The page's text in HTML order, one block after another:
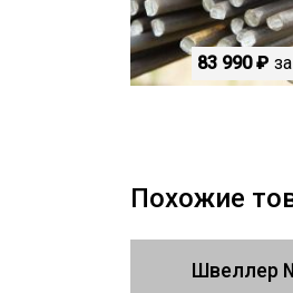
83 990 ₽
Похожие
Швеллер